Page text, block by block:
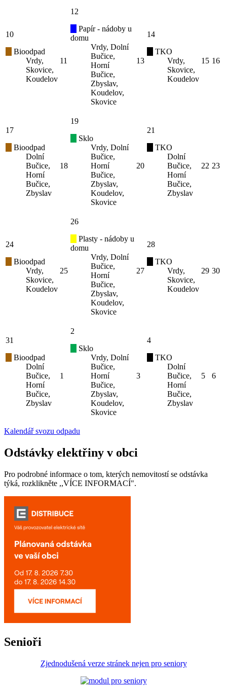
10
Bioodpad
Vrdy,
Skovice,
Koudelov
11
12
Papír - nádoby u
domu
Vrdy, Dolní
Bučice,
Horní
Bučice,
Zbyslav,
Koudelov,
Skovice
13
14
TKO
Vrdy,
Skovice,
Koudelov
15 16
17
Bioodpad
Dolní
Bučice,
Horní
Bučice,
Zbyslav
18
19
Sklo
Vrdy, Dolní
Bučice,
Horní
Bučice,
Zbyslav,
Koudelov,
Skovice
20
21
TKO
Dolní
Bučice,
Horní
Bučice,
Zbyslav
22 23
24
Bioodpad
Vrdy,
Skovice,
Koudelov
25
26
Plasty - nádoby u
domu
Vrdy, Dolní
Bučice,
Horní
Bučice,
Zbyslav,
Koudelov,
Skovice
27
28
TKO
Vrdy,
Skovice,
Koudelov
29 30
31
Bioodpad
Dolní
Bučice,
Horní
Bučice,
Zbyslav
1
2
Sklo
Vrdy, Dolní
Bučice,
Horní
Bučice,
Zbyslav,
Koudelov,
Skovice
3
4
TKO
Dolní
Bučice,
Horní
Bučice,
Zbyslav
5 6
Kalendář svozu odpadu
Odstávky elektřiny v obci
Pro podrobné informace o tom, kterých nemovitostí se odstávka
týká, rozklikněte ,,VÍCE INFORMACÍ".
Senioři
Zjednodušená verze stránek nejen pro seniory